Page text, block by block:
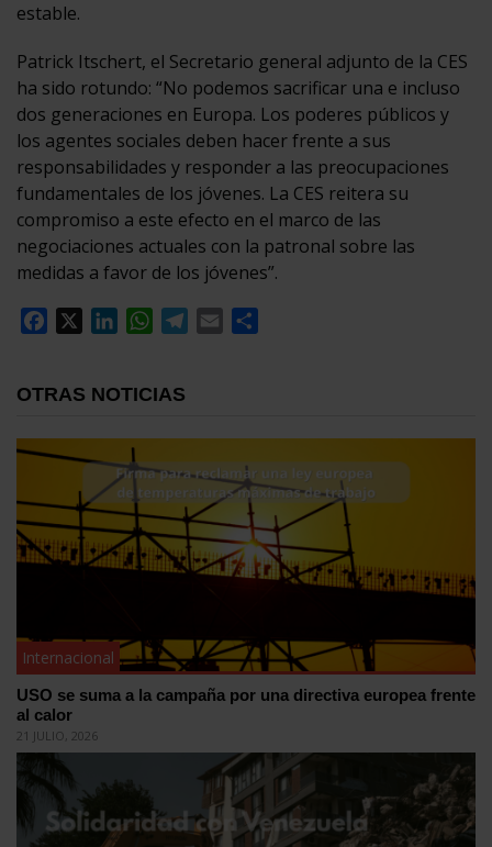
estable.
Patrick Itschert, el Secretario general adjunto de la CES
ha sido rotundo: “No podemos sacrificar una e incluso
dos generaciones en Europa. Los poderes públicos y
los agentes sociales deben hacer frente a sus
responsabilidades y responder a las preocupaciones
fundamentales de los jóvenes. La CES reitera su
compromiso a este efecto en el marco de las
negociaciones actuales con la patronal sobre las
medidas a favor de los jóvenes”.
Facebook
LinkedInWhatsApp
Telegram
Email
OTRAS NOTICIAS
Internacional
USO se suma a la campaña por una directiva europea frente
al calor
21 JULIO, 2026